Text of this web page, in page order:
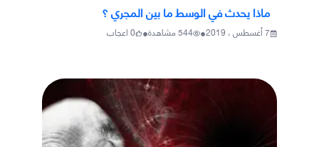
ماذا يحدث في الوسط ما بين المجري ؟
7 أغسطس ، 2019 •
544مشاهدة•
0اعجاب